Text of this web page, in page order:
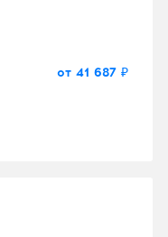
от 41 687 ₽